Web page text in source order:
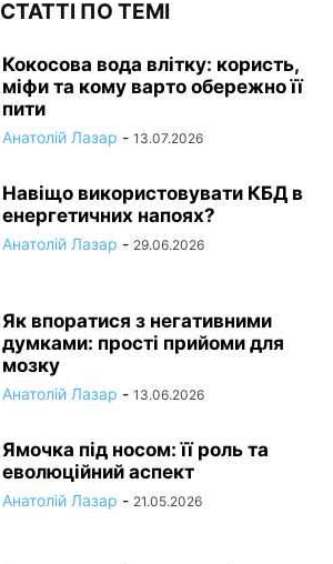
СТАТТІ ПО ТЕМІ
Кокосова вода влітку: користь,
міфи та кому варто обережно її
пити
Анатолій Лазар - 13.07.2026
Навіщо використовувати КБД в
енергетичних напоях?
Анатолій Лазар - 29.06.2026
Як впоратися з негативними
думками: прості прийоми для
мозку
Анатолій Лазар - 13.06.2026
Ямочка під носом: її роль та
еволюційний аспект
Анатолій Лазар - 21.05.2026